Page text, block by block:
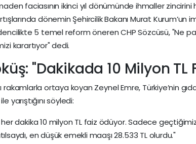
faciasının ikinci yıl dönümünde ihmaller zincirini
dönemin Şehircilik Bakanı Murat Kurum’un
5 temel reform öneren CHP Sözcüsü, "Ne
karartıyor" dedi.
"Dakikada 10 Milyon TL
ortaya koyan Zeynel Emre, Türkiye’nin
yarıştığını söyledi:
her dakika 10 milyon TL faiz ödüyor. Sadece
en düşük emekli maaşı 28.533 TL olurdu."